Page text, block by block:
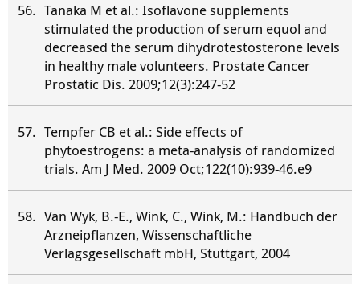
Tanaka M et al.: Isoflavone supplements
stimulated the production of serum equol and
decreased the serum dihydrotestosterone levels
in healthy male volunteers. Prostate Cancer
Prostatic Dis. 2009;12(3):247-52
Tempfer CB et al.: Side effects of
phytoestrogens: a meta-analysis of randomized
trials. Am J Med. 2009 Oct;122(10):939-46.e9
Van Wyk, B.-E., Wink, C., Wink, M.: Handbuch der
Arzneipflanzen, Wissenschaftliche
Verlagsgesellschaft mbH, Stuttgart, 2004